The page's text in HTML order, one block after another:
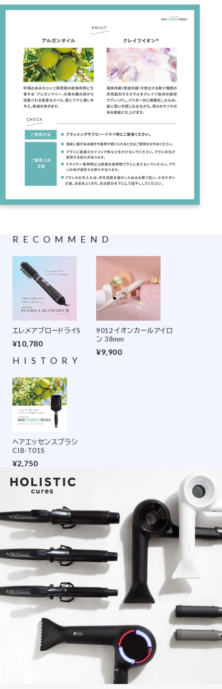
RECOMMEND
エレメアブロードライS
¥10,780
9012 イオンカールアイロ
ン 38mm
¥9,900
HISTORY
ヘアエッセンスブラシ
CIB-T01S
¥2,750